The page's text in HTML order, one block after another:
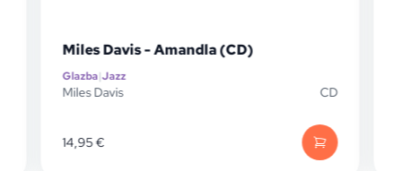
Miles Davis - Amandla (CD)
Glazba|Jazz
Miles Davis CD
14,95€